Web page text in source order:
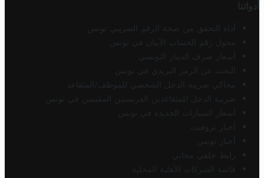
أدواتنا
أداة التحقق من صحة الرقم الضريبي تونس
محول رقم الحساب الآيبان في تونس
أسعار صرف الدينار التونسي
البحث عن الرمز البريدي في تونس
محاكي ضريبة الدخل الشخصي للموظف/المتقاعد
ضريبة الدخل للمتقاعدين الفرنسيين المقيمين في تونس
أسعار السيارات الجديدة في تونس
أخبار تروفيت
أخبار تونس
رابط خلفي مجاني
قائمة الشركات الأهلية المحلية